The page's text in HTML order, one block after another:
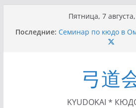
содержимому
Пятница, 7
Последние: Семинар по кюдо в
Чемпионат Росcии,
II Кубок Посла
Орёл (25.07.2021)
I этап Кубка
Сейдокан II
弓道
KYUDOKAI *